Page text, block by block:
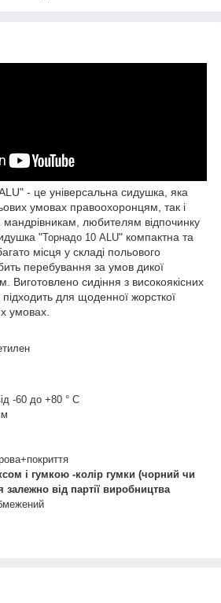
- це універсальна сидушка, яка
умовах правоохоронцям, так і
любителям відпочинку
"Торнадо 10 ALU" компактна та
місця у складі польового
перебування за умов дикої
Виготовлено сидіння з високоякісних
підходить для щоденної жорсткої
умовах.
-60 до +80 ° С
і гумкою -колір гумки (чорний чи
залежно від партії виробництва